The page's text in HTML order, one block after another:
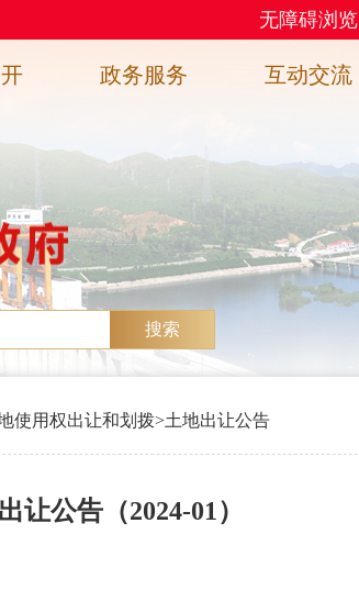
无障碍浏览
政务服务 互动交流
搜索
使用权出让和划拨>土地出让公告
公告（2024-01）